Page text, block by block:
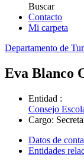
Buscar
Contacto
Mi carpeta
Departamento de
Eva Blanco
Entidad :
Consejo
Cargo:
Datos de
Entidades